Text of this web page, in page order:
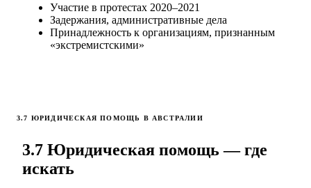
Участие в протестах 2020–2021
Задержания, административные дела
Принадлежность к организациям, признанным
«экстремистскими»
3.7 ЮРИДИЧЕСКАЯ ПОМОЩЬ В АВСТРАЛИИ
3.7 Юридическая помощь — где
искать